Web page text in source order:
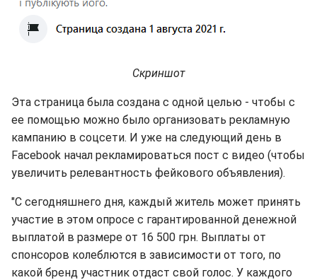
Скриншот
Эта страница была создана с одной целью - чтобы с
ее помощью можно было организовать рекламную
кампанию в соцсети. И уже на следующий день в
Facebook начал рекламироваться пост с видео (чтобы
увеличить релевантность фейкового объявления).
"С сегодняшнего дня, каждый житель может принять
участие в этом опросе с гарантированной денежной
выплатой в размере от 16 500 грн. Выплаты от
спонсоров колеблются в зависимости от того, по
какой бренд участник отдаст свой голос. У каждого